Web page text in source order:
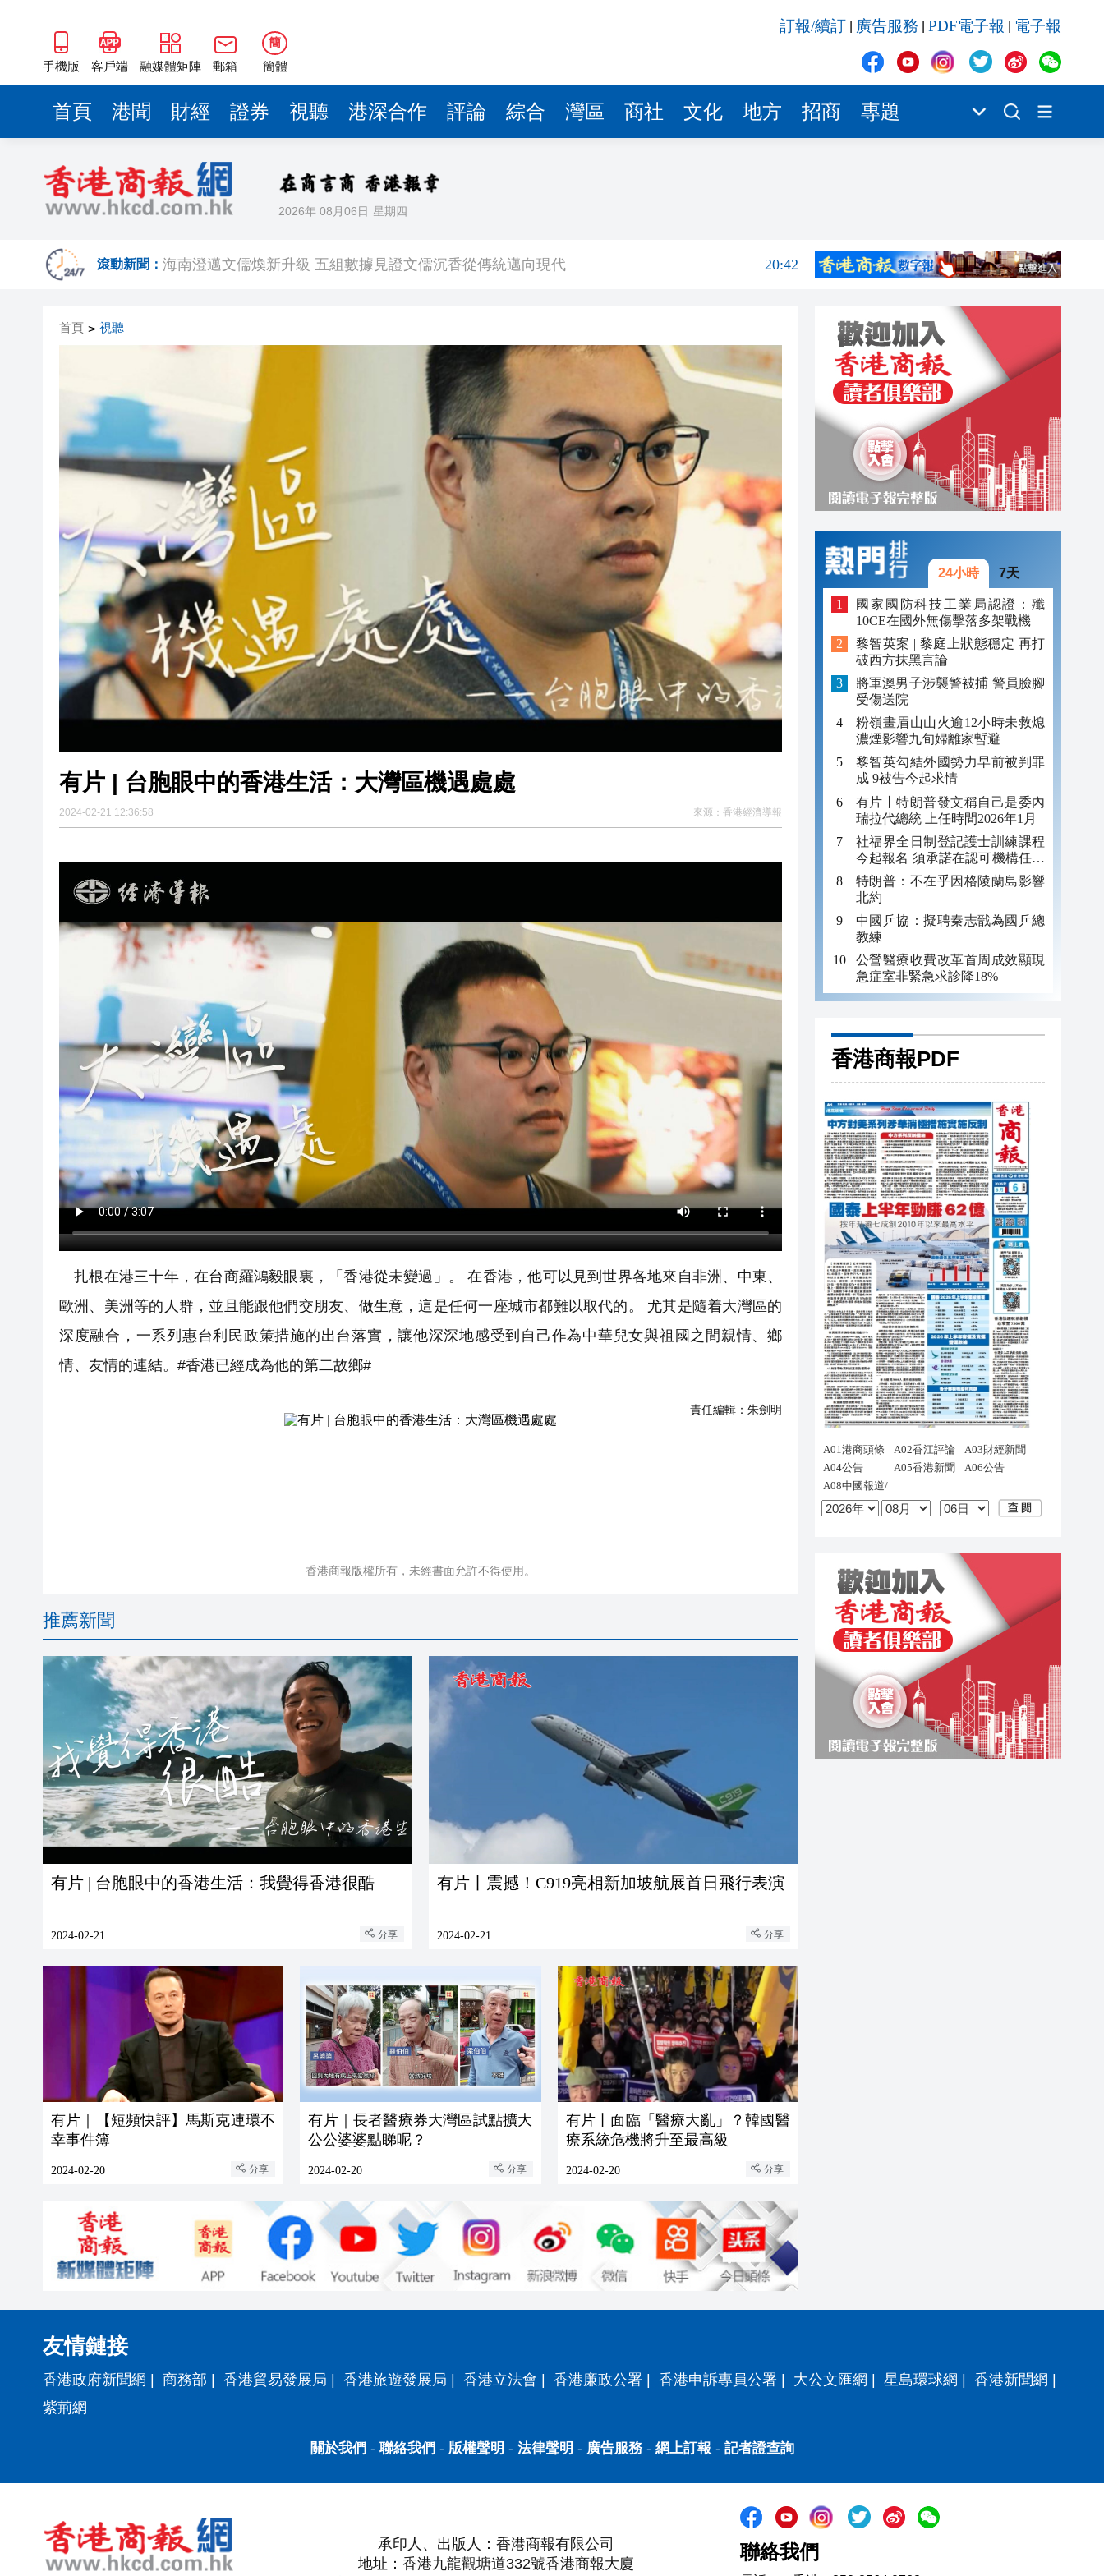
手機版 客戶端 融媒體矩陣 郵箱
簡
簡體
訂報/續訂 廣告服務 PDF電子報 電子報
首頁 港聞 財經 證券 視聽 港深合作 評論 綜合 灣區 商社 文化 地方 招商 專題
2026年 08月06日 星期四
滾動新聞：
20:42
2025年海南儋州以舊換新帶動消費約18億元
山東26戶省屬國企去年合計營收2.58萬億 利潤總額近936億
20:40
瀋陽鐵西校園閱讀活動解鎖閱讀新玩法
20:39
黎智英案｜吳良好：依法公正處理黎智英求情 罪證如山豈能妄想輕判
50餘位頂尖專家共話時代命題
海南澄邁文儒煥新升級 五組數據見證文儒沉香從傳統邁向現代
山東26戶省屬國企去年合計營收2.58萬億 利潤總額近936億
20:40
瀋陽鐵西校園閱讀活動解鎖閱讀新玩法
20:39
閩粵贛三地漢樂藝術家齊聚深圳，共奏客家文化傳承新篇章
黎智英案｜吳良好：依法公正處理黎智英求情 罪證如山豈能妄想輕判
50餘位頂尖專家共話時代命題
20:55
海南澄邁文儒煥新升級 五組數據見證文儒沉香從傳統邁向現代
20:42
梁振英率港區全國政協委員考察團來瓊考察
20:42
2025年海南儋州以舊換新帶動消費約18億元
20:41
山東26戶省屬國企去年合計營收2.58萬億 利潤總額近936億
20:40
瀋陽鐵西校園閱讀活動解鎖閱讀新玩法
20:39
閩粵贛三地漢樂藝術家齊聚深圳，共奏客家文化傳承新篇章
20:34
首頁 > 視聽
有片 | 台胞眼中的香港生活：大灣區機遇處處
2024-02-21 12:36:58 來源： 香港經濟導報
扎根在港三十年，在台商羅鴻毅眼裏，「香港從未變過」。 在香港，他可以見到世界各地來自非洲、中東、
歐洲、美洲等的人群，並且能跟他們交朋友、做生意，這是任何一座城市都難以取代的。 尤其是隨着大灣區的
深度融合，一系列惠台利民政策措施的出台落實，讓他深深地感受到自己作為中華兒女與祖國之間親情、鄉
情、友情的連結。#香港已經成為他的第二故鄉#
責任編輯： 朱劍明
香港商報版權所有，未經書面允許不得使用。
推薦新聞
有片 | 台胞眼中的香港生活：我覺得香港很酷
2024-02-21 分享
有片丨震撼！C919亮相新加坡航展首日飛行表演
2024-02-21 分享
有片｜【短頻快評】馬斯克連環不
幸事件簿
2024-02-20 分享
有片｜長者醫療券大灣區試點擴大
公公婆婆點睇呢？
2024-02-20 分享
有片丨面臨「醫療大亂」？韓國醫
療系統危機將升至最高級
2024-02-20 分享
24小時 7天
國家國防科技工業局認證：殲
10CE在國外無傷擊落多架戰機
黎智英案 | 黎庭上狀態穩定 再打
破西方抹黑言論
將軍澳男子涉襲警被捕 警員臉腳
受傷送院
粉嶺畫眉山山火逾12小時未救熄
濃煙影響九旬婦離家暫避
黎智英勾結外國勢力早前被判罪
成 9被告今起求情
有片丨特朗普發文稱自己是委內
瑞拉代總統 上任時間2026年1月
社福界全日制登記護士訓練課程
今起報名 須承諾在認可機構任職
至少三年
特朗普：不在乎因格陵蘭島影響
北約
中國乒協：擬聘秦志戩為國乒總
教練
公營醫療收費改革首周成效顯現
急症室非緊急求診降18%
香港商報PDF
友情鏈接
香港政府新聞網 商務部 香港貿易發展局 香港旅遊發展局 香港立法會 香港廉政公署 香港申訴專員公署 大公文匯網 星島環球網 香港新聞網
紫荊網
關於我們 - 聯絡我們 - 版權聲明 - 法律聲明 - 廣告服務- 網上訂報 - 記者證查詢
承印人、出版人：香港商報有限公司
地址：香港九龍觀塘道332號香港商報大廈
聯絡我們